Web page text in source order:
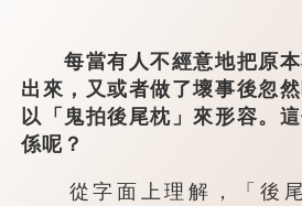
每當有人不經意地把原本
出來，又或者做了壞事後忽
以「鬼拍後尾枕」來形容。
係呢？
從字面上理解，「後尾